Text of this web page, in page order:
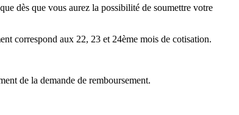
dès que vous aurez la possibilité de soumettre votre
correspond aux 22, 23 et 24ème mois de cotisation.
de la demande de remboursement.